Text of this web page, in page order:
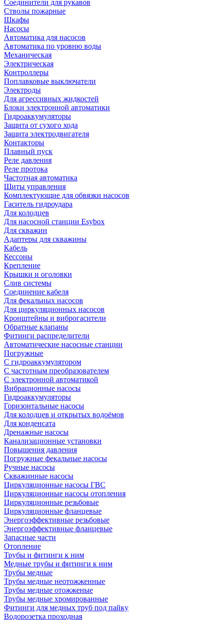
Соединители для рукавов
Стволы пожарные
Шкафы
Насосы
Автоматика для насосов
Автоматика по уровню воды
Механическая
Электрическая
Контроллеры
Поплавковые выключатели
Электроды
Для агрессивных жидкостей
Блоки электронной автоматики
Гидроаккумуляторы
Защита от сухого хода
Защита электродвигателя
Контакторы
Плавный пуск
Реле давления
Реле протока
Частотная автоматика
Щиты управления
Комплектующие для обвязки насосов
Гаситель гидроудара
Для колодцев
Для насосной станции Esybox
Для скважин
Адаптеры для скважины
Кабель
Кессоны
Крепление
Крышки и оголовки
Слив системы
Соединение кабеля
Для фекальных насосов
Для циркуляционных насосов
Кронштейны и виброгасители
Обратные клапаны
Фитинги распределители
Автоматические насосные станции
Погружные
С гидроаккумулятором
С частотным преобразователем
С электронной автоматикой
Вибрационные насосы
Гидроаккумуляторы
Горизонтальные насосы
Для колодцев и открытых водоёмов
Для конденсата
Дренажные насосы
Канализационные установки
Повышения давления
Погружные фекальные насосы
Ручные насосы
Скважинные насосы
Циркуляционные насосы ГВС
Циркуляционные насосы отопления
Циркуляционные резьбовые
Циркуляционные фланцевые
Энергоэффективные резьбовые
Энергоэффективные фланцевые
Запасные части
Отопление
Трубы и фитинги к ним
Медные трубы и фитинги к ним
Трубы медные
Трубы медные неотожженные
Трубы медные отожженые
Трубы медные хромированные
Фитинги для медных труб под пайку
Водорозетка проходная